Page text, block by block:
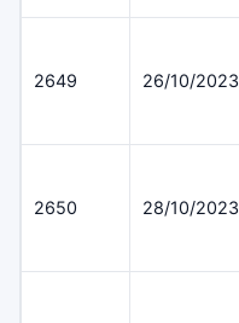
2649 26/10/2023
2650 28/10/2023